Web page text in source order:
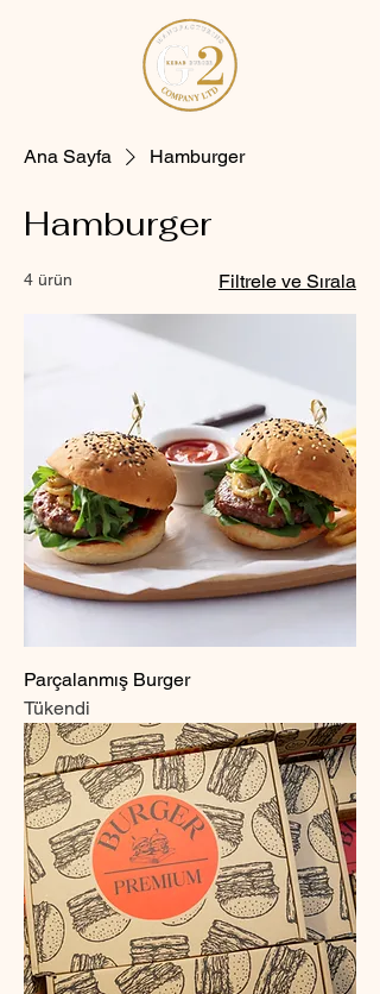
Ana Sayfa Hamburger
Hamburger
4 ürün Filtrele ve Sırala
Parçalanmış Burger
Tükendi